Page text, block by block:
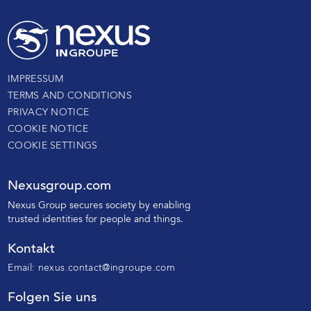
IMPRESSUM
TERMS AND CONDITIONS
PRIVACY NOTICE
COOKIE NOTICE
COOKIE SETTINGS
Nexusgroup.com
Nexus Group secures society by enabling
trusted identitiesfor people and things.
Kontakt
Email: nexus.contact@ingroupe.com
Folgen Sie uns